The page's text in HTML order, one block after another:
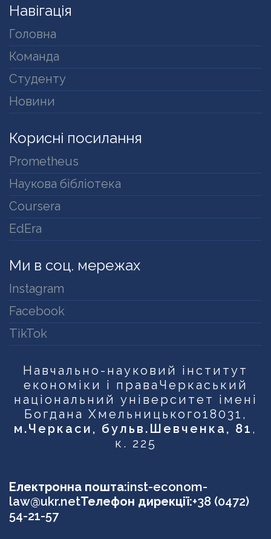
Навігація
Головна
Команда
Студенту
Новини
Корисні посилання
Prometheus
Наукова бібліотека
Coursera
EdEra
Ми в соц. мережах
Instagram
Facebook
TikTok
Навчально-науковий інститут
економіки і права Черкаський
національний університет імені
Богдана Хмельницького18031,
м.Черкаси, бульв.Шевченка, 81 ,
к. 225
Електронна пошта:inst-econom-
law@ukr.netТелефон дирекції:+38 (0472)
54-21-57